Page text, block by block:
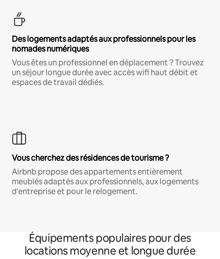
Des logements adaptés aux professionnels pour les
nomades numériques
Vous êtes un professionnel en déplacement ? Trouvez
un séjour longue durée avec accès wifi haut débit et
espaces de travail dédiés.
Vous cherchez des résidences de tourisme ?
Airbnb propose des appartements entièrement
meublés adaptés aux professionnels, aux logements
d'entreprise et pour le relogement.
Équipements populaires pour des
locations moyenne et longue durée